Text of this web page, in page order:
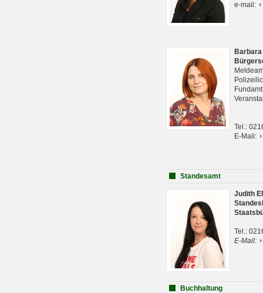
e-mail:
Tel.:
E-Mail:
Standesamt
Judith
Tel.:
E-Mail:
Buchhaltung